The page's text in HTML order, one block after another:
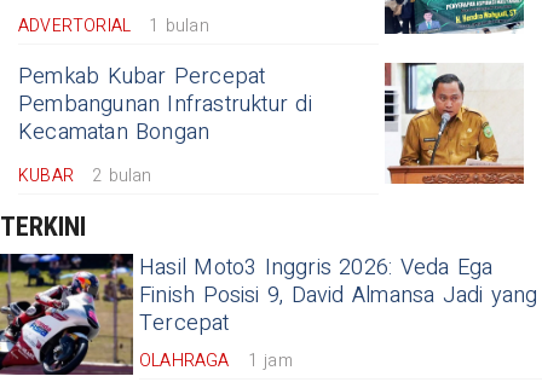
ADVERTORIAL 1 bulan
Pemkab Kubar Percepat
Pembangunan Infrastruktur di
Kecamatan Bongan
KUBAR 2 bulan
TERKINI
Hasil Moto3 Inggris 2026: Veda Ega
Finish Posisi 9, David Almansa Jadi yang
Tercepat
OLAHRAGA 1 jam